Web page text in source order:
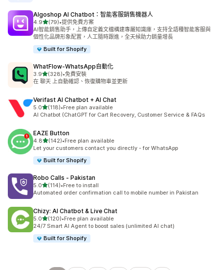
Algoshop AI Chatbot：智能客服銷售機器人
4.9滿分 5 顆星
(79)
共有 79 則評價
•提供免費方案
AI智能銷售助手，上傳自定義文檔構建專屬知識庫，支持全語種智能客服與
個性化品牌形象配置，人工隨時跟進，全天候助力銷量增長
Built for Shopify
WhatFlow‑WhatsApp自動化
3.9滿分 5 顆星
(328)
共有 328 則評價
•免費安裝
在 聊天 上自動確認、恢復購物車並更新
Verifast AI Chatbot + AI Chat
5.0滿分 5 顆星
(118)
共有 118 則評價
•Free plan available
AI Chatbot (ChatGPT for Cart Recovery, Customer Service & FAQs
EAZE Button
4.8滿分 5 顆星
(142)
共有 142 則評價
•Free plan available
Let your customers contact you directly - for WhatsApp
Built for Shopify
Robo Calls ‑ Pakistan
5.0滿分 5 顆星
(114)
共有 114 則評價
•Free to install
Automated order confirmation call to mobile number in Pakistan
Chizy: AI Chatbot & Live Chat
5.0滿分 5 顆星
(120)
共有 120 則評價
•Free plan available
24/7 Smart AI Agent to boost sales (unlimited AI chat)
Built for Shopify